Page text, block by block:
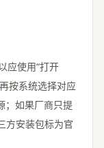
应使用“打开
按系统选择对应
；如果厂商只提
方安装包标为官